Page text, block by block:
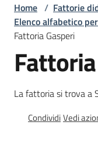
Trova
sulla
Menu selezionato
necessari
Corsi
Home / Fattorie
Elenco alfabetico
Fattoria Gasperi
La fattoria si trova a
CondividiVedi